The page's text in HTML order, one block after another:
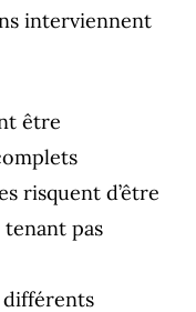
interviennent
être
risquent d’être
pas